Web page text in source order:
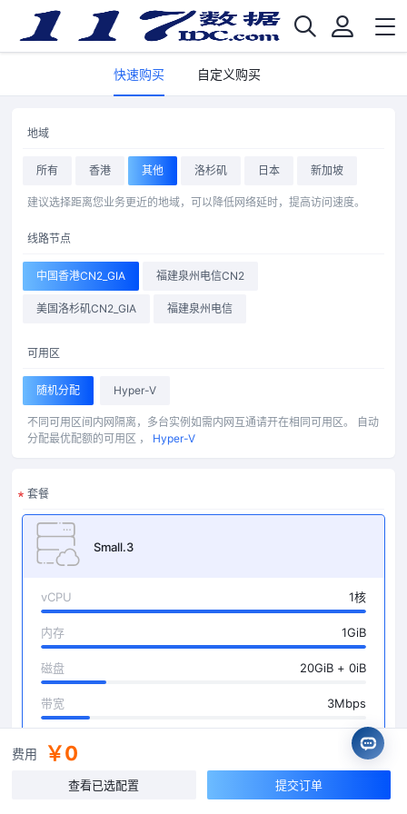
快速购买 自定义购买
地域
所有 香港 其他 洛杉矶 日本 新加坡
建议选择距离您业务更近的地域，可以降低网络延时，提高访问速度。
线路节点
中国香港CN2_GIA 福建泉州电信CN2
美国洛杉矶CN2_GIA 福建泉州电信
可用区
随机分配 Hyper-V
不同可用区间内网隔离，多台实例如需内网互通请开在相同可用区。
自动
分配最优配额的可用区 ， Hyper-V
套餐
Small.3
vCPU 1核
内存 1GiB
磁盘 20GiB + 0iB
带宽 3Mbps
Small.4
费用 ￥0
查看已选配置 提交订单